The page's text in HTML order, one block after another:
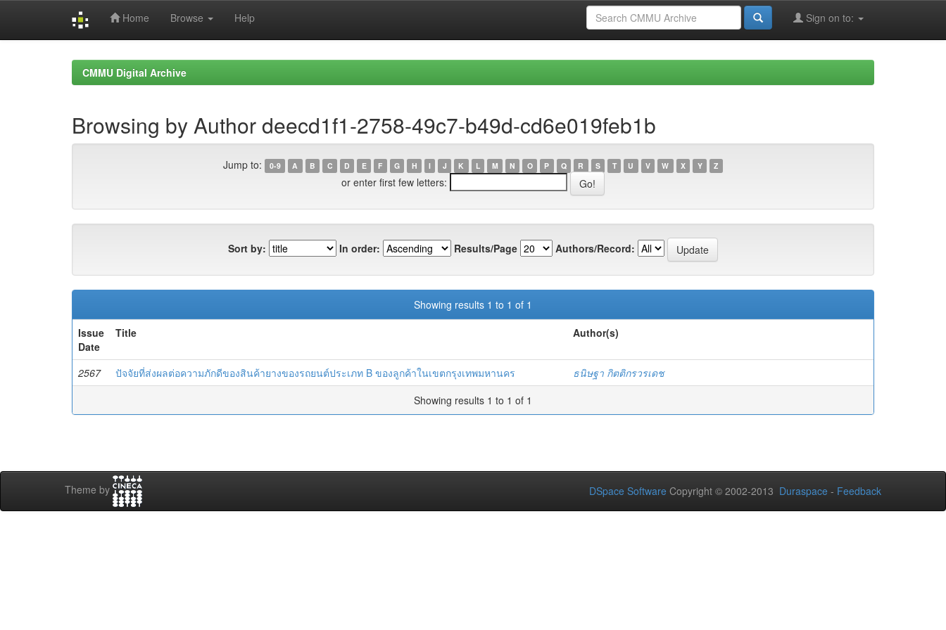
Home Browse Help Sign on to:
CMMU Digital Archive
Browsing by Author deecd1f1-2758-49c7-b49d-cd6e019feb1b
Jump to: 0-9 A B C D E F G H I J K L M N O P Q R S T U V W X Y Z
or enter first few letters:
Sort by: In order: Results/Page Authors/Record:
Showing results 1 to 1 of 1
Issue
Date
Title Author(s)
2567 ปัจจัยที่ส่งผลต่อความภักดีของสินค้ายางของรถยนต์ประเภท B ของลูกค้าในเขตกรุงเทพมหานคร
ธนิษฐา กิตติกรวรเดช
Showing results 1 to 1 of 1
Theme by DSpace Software Copyright © 2002-2013 Duraspace - Feedback